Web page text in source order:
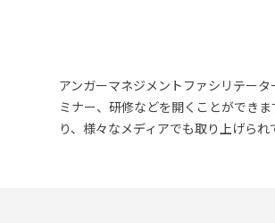
アンガーマネジメントファシリテー
ミナー、研修などを開くことができ
り、様々なメディアでも取り上げられ